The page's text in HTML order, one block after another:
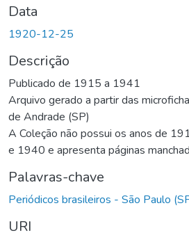
Data
1920-12-25
Descrição
Publicado de 1915 a 1941
Arquivo gerado a partir das
de Andrade (SP)
A Coleção não possui os anos de
e 1940 e apresenta páginas
Palavras-chave
Periódicos brasileiros - São Paulo
URI